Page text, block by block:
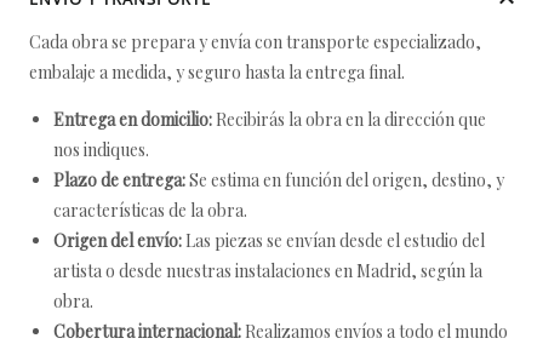
Cada obra se prepara y envía con transporte especializado,
embalaje a medida, y seguro hasta la entrega final.
Entrega en domicilio: Recibirás la obra en la dirección que
nos indiques.
Plazo de entrega:Se estima en función del origen, destino, y
características de la obra.
Origen del envío: Las piezas se envían desde el estudio del
artista o desde nuestras instalaciones en Madrid, según la
obra.
Cobertura internacional: Realizamos envíos a todo el mundo